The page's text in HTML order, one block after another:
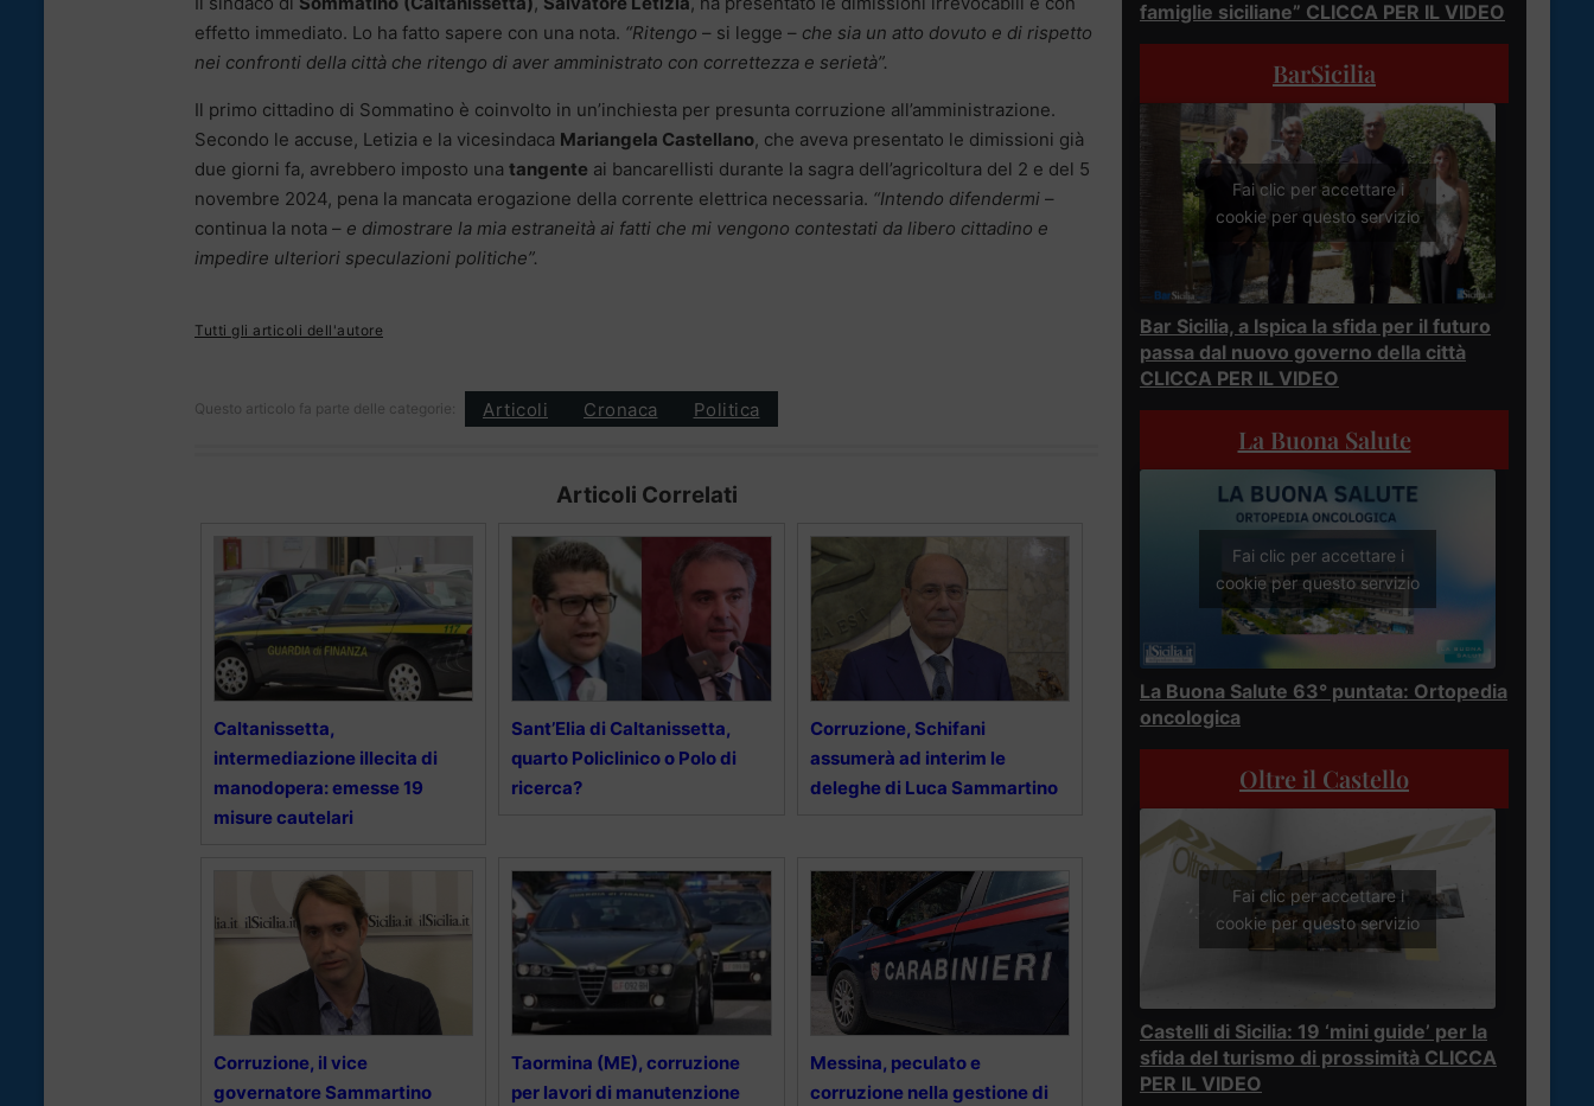
effetto immediato. Lo ha fatto sapere con una nota. “Ritengo – si legge – che sia un atto dovuto e di rispetto
nei confronti della città che ritengo di aver amministrato con correttezza e serietà”.
Il primo cittadino di Sommatino è coinvolto in un’inchiesta per presunta corruzione all’amministrazione.
Secondo le accuse, Letizia e la vicesindaca Mariangela Castellano, che aveva presentato le dimissioni già
due giorni fa, avrebbero imposto una tangente ai bancarellisti durante la sagra dell’agricoltura del 2 e del 5
novembre 2024, pena la mancata erogazione della corrente elettrica necessaria. “Intendo difendermi –
continua la nota – e dimostrare la mia estraneità ai fatti che mi vengono contestati da libero cittadino e
impedire ulteriori speculazioni politiche”.
Tutti gli articoli dell'autore
Questo articolo fa parte delle categorie: Articoli Cronaca Politica
Articoli Correlati
Caltanissetta,
intermediazione illecita di
manodopera: emesse 19
misure cautelari
Sant’Elia di Caltanissetta,
quarto Policlinico o Polo di
ricerca?
Corruzione, Schifani
assumerà ad interim le
deleghe di Luca Sammartino
Corruzione, il vice
governatore Sammartino
Taormina (ME), corruzione
per lavori di manutenzione
Messina, peculato e
corruzione nella gestione di
famiglie siciliane” CLICCA PER IL VIDEO
BarSicilia
Fai clic per accettare i
cookie per questo servizio
Bar Sicilia, a Ispica la sfida per il futuro
passa dal nuovo governo della città
CLICCA PER IL VIDEO
La Buona Salute
Fai clic per accettare i
cookie per questo servizio
La Buona Salute 63° puntata: Ortopedia
oncologica
Oltre il Castello
Fai clic per accettare i
cookie per questo servizio
Castelli di Sicilia: 19 ‘mini guide’ per la
sfida del turismo di prossimità CLICCA
PER IL VIDEO